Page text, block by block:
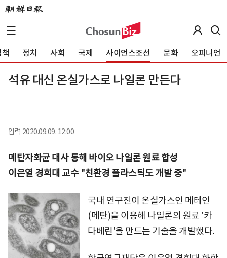
정치 사회 국제 사이언스조선 문화 오피니언
석유 대신 온실가스로 나일론 만든다
입력 2020.09.09. 12:00
메탄자화균 대사 통해 바이오 나일론 원료 합성
이은열 경희대 교수 "친환경 플라스틱도 개발 중"
국내 연구진이 온실가스인 메테인
(메탄)을 이용해 나일론의 원료 '카
다베린'을 만드는 기술을 개발했다.